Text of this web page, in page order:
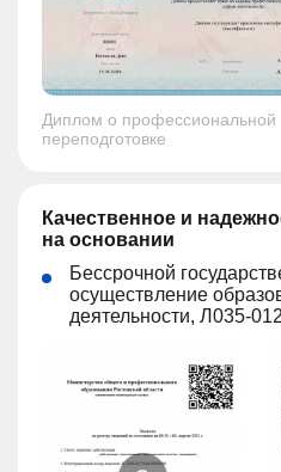
Диплом о профессиональной
переподготовке
Качественное и
на основании
Бессрочной
осуществление
деятельности, Л035-